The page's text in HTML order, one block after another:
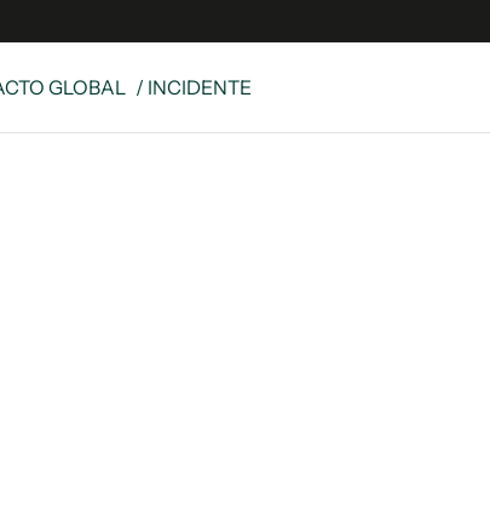
GLOBAL / INCIDENTE